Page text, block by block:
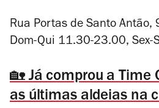
Rua Portas de Santo Antão,
Dom-Qui 11.30-23.00,
🏡 Já comprou a Time
as últimas aldeias na